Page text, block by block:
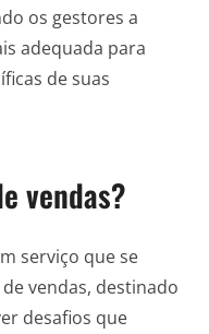
os gestores a
adequada para
de suas
vendas?
serviço que se
vendas, destinado
desafios que